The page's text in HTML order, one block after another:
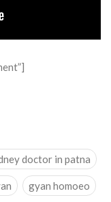
doctor in patna
gyan homoeo